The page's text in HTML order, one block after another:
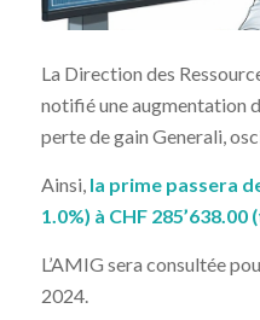
La Direction des
notifié une augmentation
perte de gain Generali,
Ainsi, la prime passera
1.0%) à CHF 285’638.00
L’AMIG sera consultée
2024.